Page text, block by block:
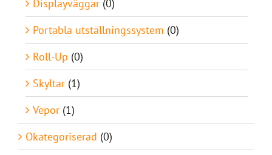
Displayväggar (0)
Portabla utställningssystem (0)
Roll-Up (0)
Skyltar (1)
Vepor (1)
Okategoriserad (0)